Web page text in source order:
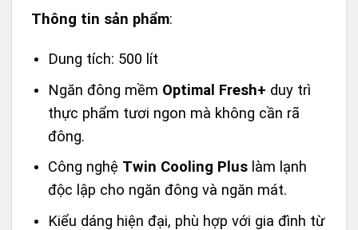
Thông tin sản phẩm:
Dung tích: 500 lít
Ngăn đông mềm Optimal Fresh+ duy trì
thực phẩm tươi ngon mà không cần rã
đông.
Công nghệ Twin Cooling Pluslàm lạnh
độc lập cho ngăn đông và ngăn mát.
Kiểu dáng hiện đại, phù hợp với gia đình từ